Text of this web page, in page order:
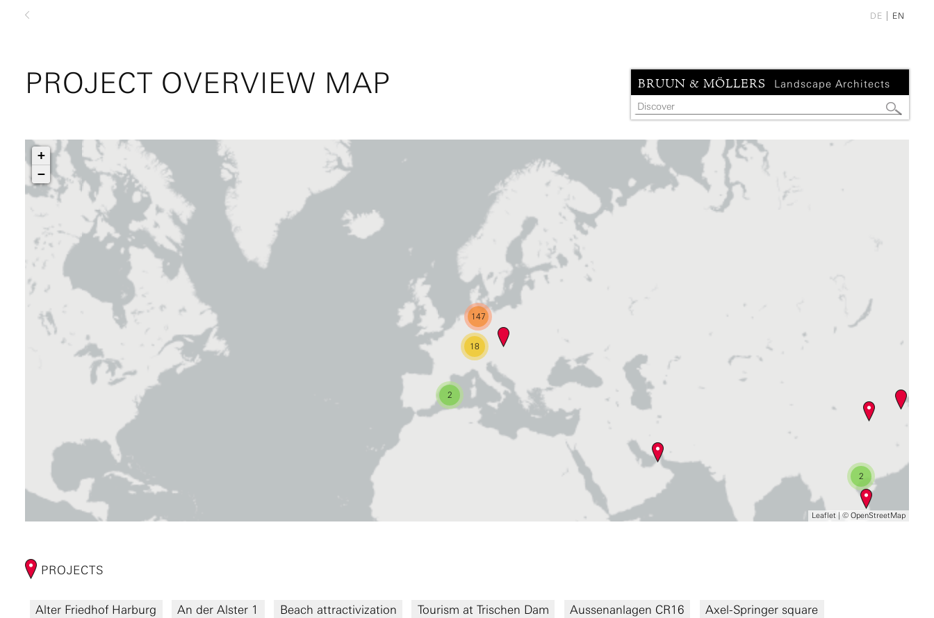
DE EN
PROJECT OVERVIEW MAP
2
2
18
147
+
−
Leaflet | © OpenStreetMap
PROJECTS
Alter Friedhof Harburg An der Alster 1 Beach attractivization Tourism at Trischen Dam Aussenanlagen CR16 Axel-Springer square
BRUUN & MÖLLERS Landscape Architects